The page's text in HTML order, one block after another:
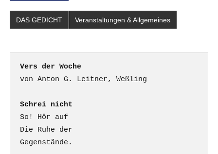
DAS GEDICHT Veranstaltungen & Allgemeines
Vers der Woche
Schrei nicht
So! Hör auf
Die Ruhe der
Gegenstände.